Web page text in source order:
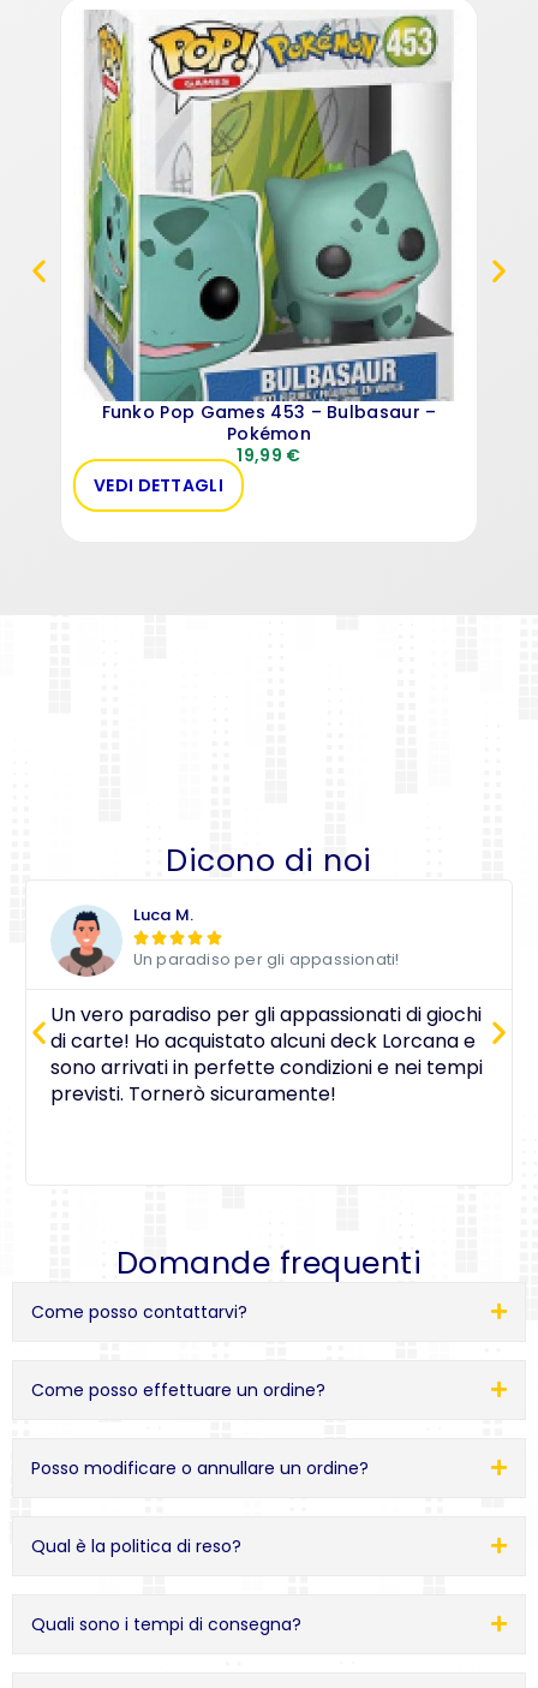
Funko Pop Games 453 – Bulbasaur –
Pokémon
19,99 €
VEDI DETTAGLI
Dicono di noi
Luca M.
 
Un paradiso per gli appassionati!
Un vero paradiso per gli appassionati di giochi
di carte! Ho acquistato alcuni deck Lorcana e
sono arrivati in perfette condizioni e nei tempi
previsti. Tornerò sicuramente!
Domande frequenti
Come posso contattarvi?
Come posso effettuare un ordine?
Posso modificare o annullare un ordine?
Qual è la politica di reso?
Quali sono i tempi di consegna?